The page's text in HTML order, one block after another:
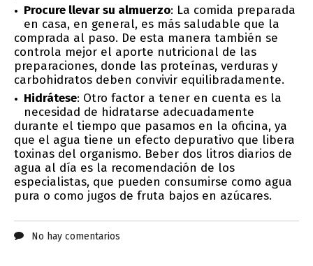
Procure llevar su almuerzo: La comida preparada
en casa, en general, es más saludable que la
comprada al paso. De esta manera también se
controla mejor el aporte nutricional de las
preparaciones, donde las proteínas, verduras y
carbohidratos deben convivir equilibradamente.
Hidrátese: Otro factor a tener en cuenta es la
necesidad de hidratarse adecuadamente
durante el tiempo que pasamos en la oficina, ya
que el agua tiene un efecto depurativo que libera
toxinas del organismo. Beber dos litros diarios de
agua al día es la recomendación de los
especialistas, que pueden consumirse como agua
pura o como jugos de fruta bajos en azúcares.
No hay comentarios